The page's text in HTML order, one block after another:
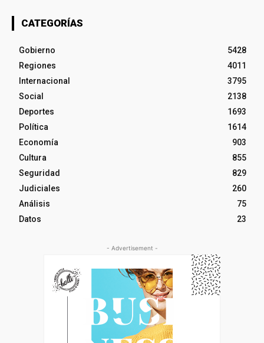
CATEGORÍAS
Gobierno
5428
Regiones
4011
Internacional
3795
Social
2138
Deportes
1693
Política
1614
Economía
903
Cultura
855
Seguridad
829
Judiciales
260
Análisis
75
Datos
23
- Advertisement -